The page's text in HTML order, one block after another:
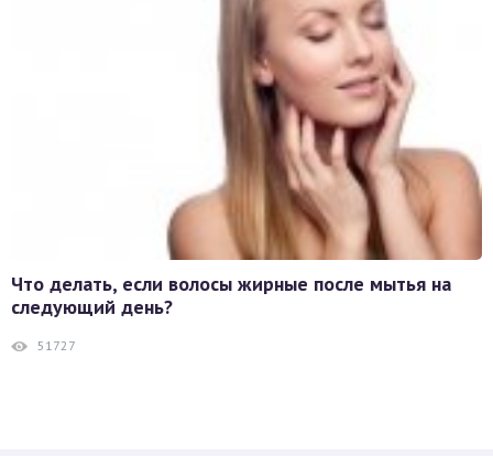
Что делать, если волосы жирные после мытья на
следующий день?
51727